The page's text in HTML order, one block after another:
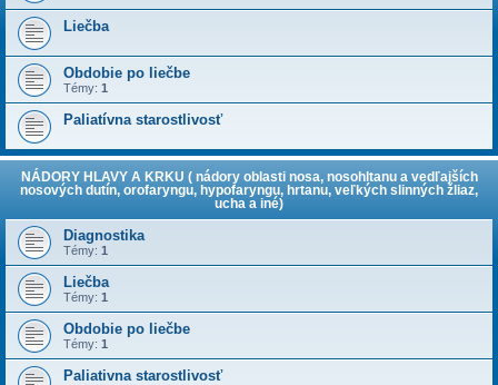
Liečba
Obdobie po liečbe
Témy: 1
Paliatívna starostlivosť
NÁDORY HLAVY A KRKU ( nádory oblasti nosa, nosohltanu a vedľajších
nosových dutín, orofaryngu, hypofaryngu, hrtanu, veľkých slinných žliaz,
ucha a iné)
Diagnostika
Témy: 1
Liečba
Témy: 1
Obdobie po liečbe
Témy: 1
Paliativna starostlivosť